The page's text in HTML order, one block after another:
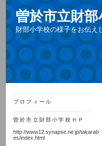
曽於市立財
財部小学校の様子をお伝え
プロフィール
曽於市立財部小学校ＨＰ
http://www12.synapse.ne.jp/takarabe-
es/index.html